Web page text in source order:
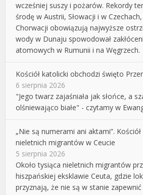
wcześniej suszy i pożarów. Rekordy
środę w Austrii, Słowacji i w
Chorwacji obowiązują najwyższe
wody w Dunaju spowodował
atomowych w Rumunii i na Węgrzech.
Kościół katolicki obchodzi święto
6 sierpnia 2026
"Jego twarz zajaśniała jak słońce, a
olśniewająco białe" - czytamy w
„Nie są numerami ani aktami”.
nieletnich migrantów w Ceucie
5 sierpnia 2026
Około tysiąca nieletnich migrantów
hiszpańskiej eksklawie Ceuta, gdzie
przyznają, że nie są w stanie